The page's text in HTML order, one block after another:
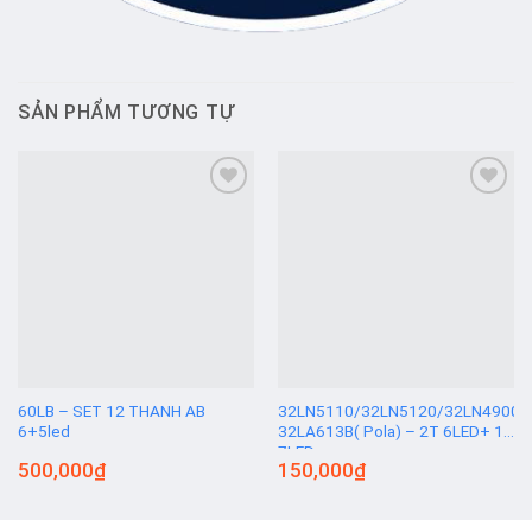
SẢN PHẨM TƯƠNG TỰ
60LB – SET 12 THANH AB
6+5led
500,000₫
32LN5110/32LN5120/32LN4900/
32LA613B( Pola) – 2T 6LED+ 1T
7LED
150,000₫